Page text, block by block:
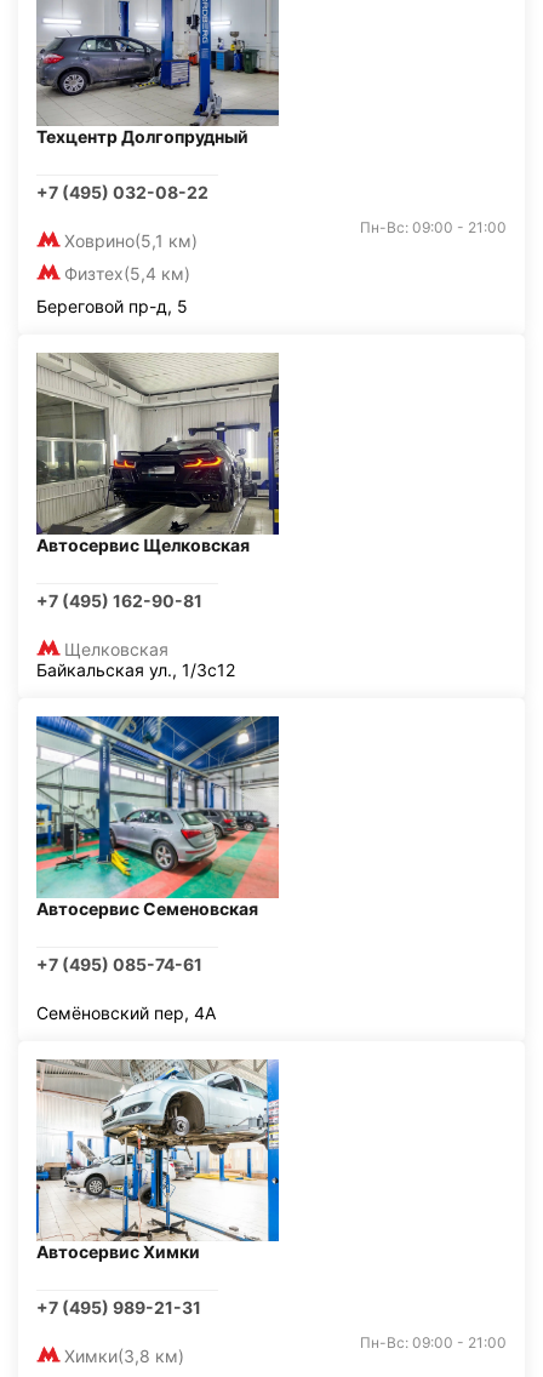
Техцентр Долгопрудный
+7 (495) 032-08-22
Ховрино(5,1 км)
Физтех(5,4 км)
Пн-Вс: 09:00 - 21:00
Береговой пр-д, 5
Автосервис Щелковская
+7 (495) 162-90-81
Щелковская
Байкальская ул., 1/3с12
Автосервис Семеновская
+7 (495) 085-74-61
Семёновский пер, 4А
Автосервис Химки
+7 (495) 989-21-31
Химки(3,8 км)
Пн-Вс: 09:00 - 21:00